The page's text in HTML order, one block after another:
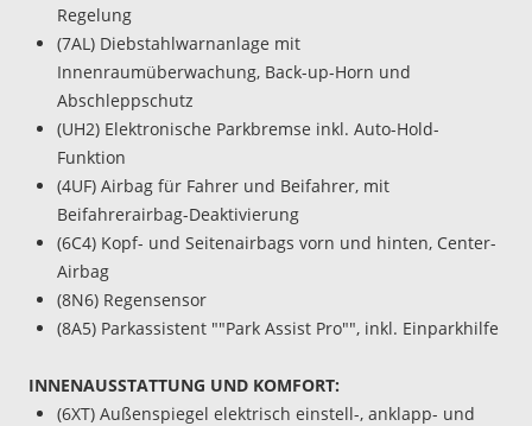
Regelung
(7AL) Diebstahlwarnanlage mit
Innenraumüberwachung, Back-up-Horn und
Abschleppschutz
(UH2) Elektronische Parkbremse inkl. Auto-Hold-
Funktion
(4UF) Airbag für Fahrer und Beifahrer, mit
Beifahrerairbag-Deaktivierung
(6C4) Kopf- und Seitenairbags vorn und hinten, Center-
Airbag
(8N6) Regensensor
(8A5) Parkassistent ""Park Assist Pro"", inkl. Einparkhilfe
INNENAUSSTATTUNG UND KOMFORT:
(6XT) Außenspiegel elektrisch einstell-, anklapp- und